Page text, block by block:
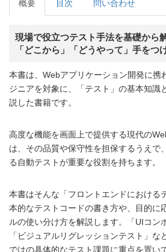
概要 目次 問い合わせ
現場で役立つテスト手法を基礎から
「どこから」「どうやって」手をつ
本書は、Webアプリケーション開発に携
ジニアを対象に、「テスト」の基本知識
説した書籍です。
高度な機能を画面上で提供する現代の
は、その品質や保守性を担保するうえで
る自動テストが重要な役割を持ちます。
本書はそんな「フロントエンドにおける
本的なテストコードの書き方や、目的に
ルの使い分け方を解説します。「UIコン
「ビジュアルリグレッションテスト」な
ではの具体的なテスト課題に重点を置い